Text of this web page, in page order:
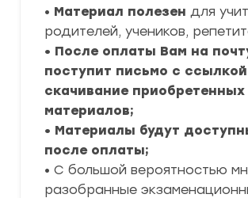
• Материал полезен для
родителей, учеников,
• После оплаты Вам на
поступит письмо с
скачивание приобретенных
материалов;
• Материалы будут
после оплаты;
• С большой вероятностью
разобранные